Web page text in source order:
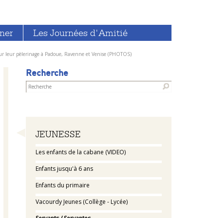
Les Journées d'Amitié
leur pèlerinage à Padoue, Ravenne et Venise (PHOTOS)
Recherche
Navigation
JEUNESSE
Les enfants de la cabane (VIDEO)
Enfants jusqu'à 6 ans
Enfants du primaire
Vacourdy Jeunes (Collège - Lycée)